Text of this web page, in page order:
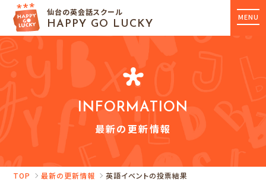
MENU
仙台の英会話スクール
HAPPY GO LUCKY
INFORMATION
最新の更新情報
TOP 最新の更新情報 英語イベントの投票結果